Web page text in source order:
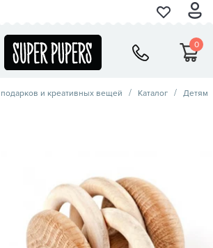
0
и креативных вещей Каталог Детям